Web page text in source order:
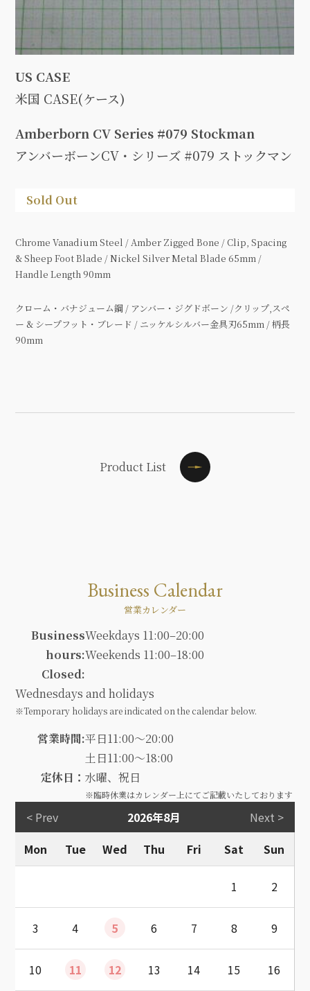
US CASE
米国 CASE(ケース)
Amberborn CV Series #079 Stockman
アンバーボーンCV・シリーズ #079 ストックマン
Sold Out
Chrome Vanadium Steel / Amber Zigged Bone / Clip, Spacing
& Sheep Foot Blade / Nickel Silver Metal Blade 65mm /
Handle Length 90mm
クローム・バナジューム鋼 / アンバー・ジグドボーン /クリップ,スペ
ー & シープフット・ブレード / ニッケルシルバー金具刃65mm / 柄長
90mm
Product List
Business Calendar
営業カレンダー
Business
hours:
Weekdays 11:00–20:00
Weekends 11:00–18:00
Closed:
Wednesdays and holidays
※Temporary holidays are indicated on the calendar below.
営業時間:平日11:00～20:00
土日11:00～18:00
定休日：水曜、祝日
※臨時休業はカレンダー上にてご記載いたしております
< Prev 2026年8月
Next >
Mon
Tue Wed Thu Fri Sat Sun
1 2
3 4 5 6 7 8 9
10 11 12 13 14 15 16